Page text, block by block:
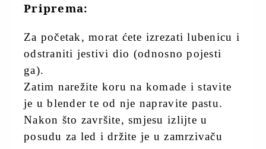
Priprema:
Za početak, morat ćete izrezati lubenicu i
odstraniti jestivi dio (odnosno pojesti
ga).
Zatim narežite koru na komade i stavite
je u blender te od nje napravite pastu.
Nakon što završite, smjesu izlijte u
posudu za led i držite je u zamrzivaču